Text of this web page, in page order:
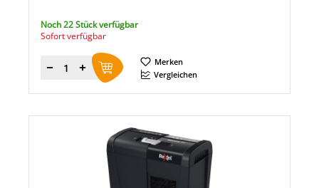
Noch 22 Stück verfügbar
Sofort verfügbar
Menge
Merken
Vergleichen